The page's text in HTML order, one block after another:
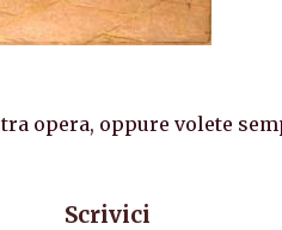
opera, oppure volete
Scrivici